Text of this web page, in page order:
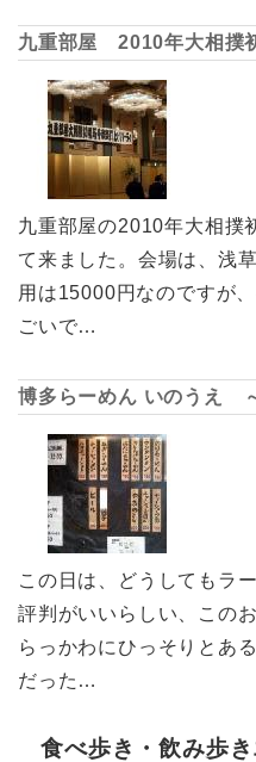
九重部屋 2010年大相撲
九重部屋の2010年大相撲
て来ました。会場は、浅
用は15000円なのですが
ごいで…
博多らーめん いのうえ
この日は、どうしてもラ
評判がいいらしい、この
らっかわにひっそりとあ
だった…
食べ歩き・飲み歩